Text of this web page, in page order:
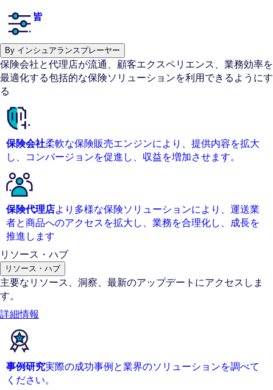
皆
By インシュアランスプレーヤー
保険会社と代理店が流通、顧客エクスペリエンス、業務効率を
最適化する包括的な保険ソリューションを利用できるようにす
る
保険会社柔軟な保険販売エンジンにより、提供内容を拡大
し、コンバージョンを促進し、収益を増加させます。
保険代理店より多様な保険ソリューションにより、運送業
者と商品へのアクセスを拡大し、業務を合理化し、成長を
推進します
リソース・ハブ
リソース・ハブ
主要なリソース、洞察、最新のアップデートにアクセスしま
す。
詳細情報
事例研究実際の成功事例と業界のソリューションを調べて
ください。